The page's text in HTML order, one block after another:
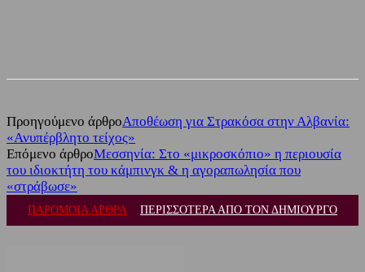
Προηγούμενο άρθροΑποθέωση για Στρακόσα στην Αλβανία:
«Ανυπέρβλητο τείχος»
Επόμενο άρθροΜεσσηνία: Στο «μικροσκόπιο» η περιουσία
του ιδιοκτήτη του κάμπινγκ & η αγοραπωλησία που
«στράβωσε»
ΠΑΡΟΜΟΙΑ ΑΡΘΡΑ ΠΕΡΙΣΣΟΤΕΡΑ ΑΠΟ ΤΟΝ ΔΗΜΙΟΥΡΓΟ